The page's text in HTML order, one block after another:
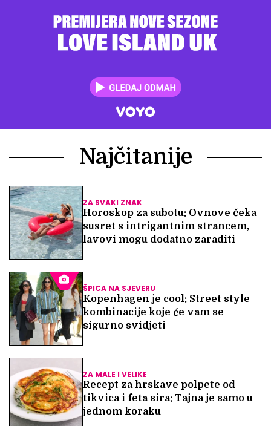
Najčitanije
ZA SVAKI ZNAK
Horoskop za subotu: Ovnove čeka
susret s intrigantnim strancem,
lavovi mogu dodatno zaraditi
ŠPICA NA SJEVERU
Kopenhagen je cool: Street style
kombinacije koje će vam se
sigurno svidjeti
ZA MALE I VELIKE
Recept za hrskave polpete od
tikvica i feta sira: Tajna je samo u
jednom koraku